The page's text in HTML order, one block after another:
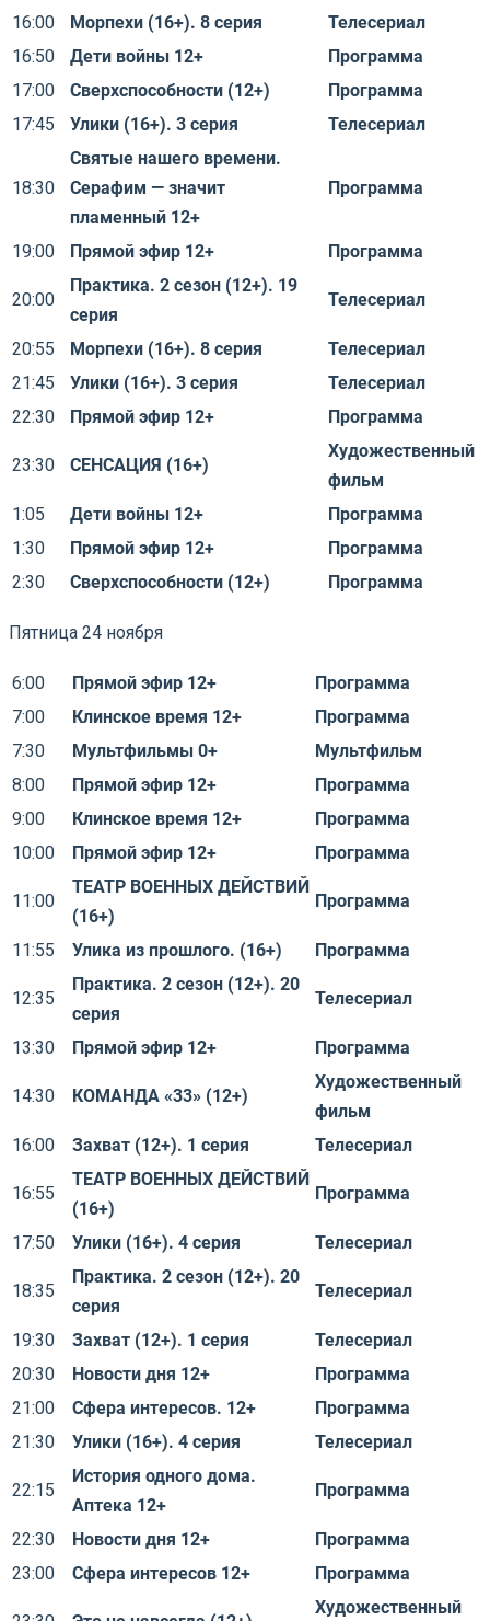
16:00
Морпехи (16+). 8 серия
Телесериал
16:50
Дети войны 12+
Программа
17:00
Сверхспособности (12+)
Программа
17:45
Улики (16+). 3 серия Телесериал
18:30
Святые нашего времени.
Серафим — значит
пламенный 12+
Программа
19:00 Прямой эфир 12+ Программа
20:00
Практика. 2 сезон (12+). 19
серия
Телесериал
20:55 Морпехи (16+). 8 серия
Телесериал
21:45
Улики (16+). 3 серия
Телесериал
22:30
Прямой эфир 12+ Программа
23:30 СЕНСАЦИЯ (16+)
Художественный
фильм
1:05
Дети войны 12+
Программа
1:30
Прямой эфир 12+
Программа
2:30
Сверхспособности (12+) Программа
Пятница 24 ноября
6:00 Прямой эфир 12+
Программа
7:00
Клинское время 12+
Программа
7:30
Мультфильмы 0+
Мультфильм
8:00
Прямой эфир 12+
Программа
9:00
Клинское время 12+
Программа
10:00
Прямой эфир 12+ Программа
11:00
ТЕАТР ВОЕННЫХ ДЕЙСТВИЙ
(16+)
Программа
11:55 Улика из прошлого. (16+) Программа
12:35
Практика. 2 сезон (12+). 20
серия
Телесериал
13:30 Прямой эфир 12+ Программа
14:30 КОМАНДА «33» (12+)
Художественный
фильм
16:00
Захват (12+). 1 серия Телесериал
16:55
ТЕАТР ВОЕННЫХ ДЕЙСТВИЙ
(16+)
Программа
17:50 Улики (16+). 4 серия Телесериал
18:35
Практика. 2 сезон (12+). 20
серия
Телесериал
19:30 Захват (12+). 1 серия
Телесериал
20:30
Новости дня 12+
Программа
21:00
Сфера интересов. 12+
Программа
21:30
Улики (16+). 4 серия Телесериал
22:15
История одного дома.
Аптека 12+
Программа
22:30 Новости дня 12+
Программа
23:00
Сфера интересов 12+ Программа
Художественный